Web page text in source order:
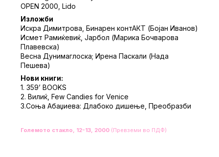
OPEN 2000, Lido
Изложби
Искра Димитрова, Бинарен контАКТ (Бојан Иванов)
Исмет Рамиќевиќ, Јарбол (Марика Бочварова
Плавевска)
Весна Дунимаглоска; Ирена Паскали (Нада
Пешева)
Нови книги:
1. 359’ BOOKS
2. Вилиќ, Few Candies for Venice
3.Соња Абаџиева: Длабоко дишење, Преобразби
Големото стакло, 12-13, 2000(Превземи во ПДФ)